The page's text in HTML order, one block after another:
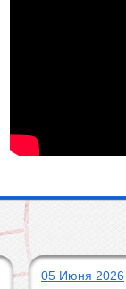
05 Июня 2026